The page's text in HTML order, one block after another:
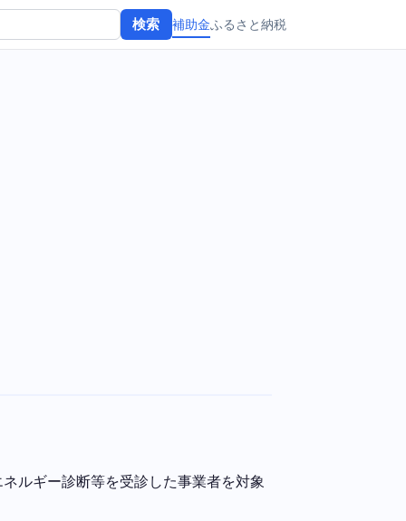
検索 補助金ふるさと納税
ルギー診断等を受診した事業者を対象